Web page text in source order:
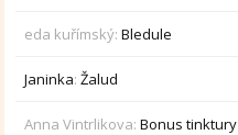
eda kuřímský:Bledule
Janinka:Žalud
Anna Vintrlikova:Bonus tinktury